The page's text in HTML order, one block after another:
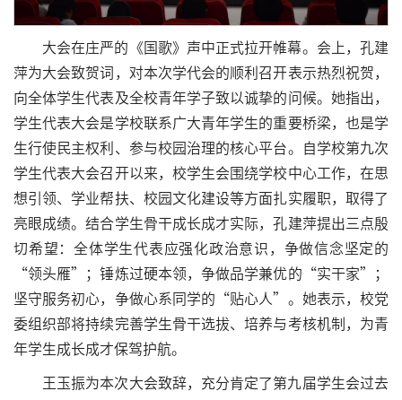
大会在庄严的《国歌》声中正式拉开帷幕。会上，孔建
萍为大会致贺词，对本次学代会的顺利召开表示热烈祝贺，
向全体学生代表及全校青年学子致以诚挚的问候。她指出，
学生代表大会是学校联系广大青年学生的重要桥梁，也是学
生行使民主权利、参与校园治理的核心平台。自学校第九次
学生代表大会召开以来，校学生会围绕学校中心工作，在思
想引领、学业帮扶、校园文化建设等方面扎实履职，取得了
亮眼成绩。结合学生骨干成长成才实际，孔建萍提出三点殷
切希望：全体学生代表应强化政治意识，争做信念坚定的
“领头雁”；锤炼过硬本领，争做品学兼优的“实干家”；
坚守服务初心，争做心系同学的“贴心人”。她表示，校党
委组织部将持续完善学生骨干选拔、培养与考核机制，为青
年学生成长成才保驾护航。
王玉振为本次大会致辞，充分肯定了第九届学生会过去